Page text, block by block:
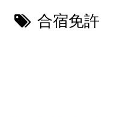
合宿免許